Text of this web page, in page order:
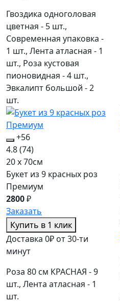
Гвоздика одноголовая
цветная - 5 шт.,
Современная упаковка -
1 шт., Лента атласная - 1
шт., Роза кустовая
пионовидная - 4 шт.,
Эвкалипт большой - 2
шт.
+56
4.8(74)
20 x 70см
Букет из 9 красных роз
Премиум
2800₽
Заказать
Купить в 1 клик
Доставка 0₽ от 30-ти
минут
Роза 80 см КРАСНАЯ - 9
шт., Лента атласная - 1
шт.